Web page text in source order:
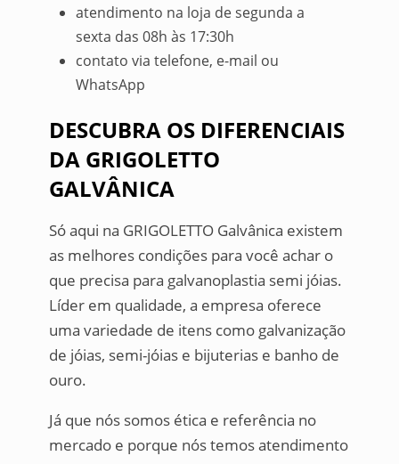
atendimento na loja de segunda a
sexta das 08h às 17:30h
contato via telefone, e-mail ou
WhatsApp
DESCUBRA OS DIFERENCIAIS
DA GRIGOLETTO
GALVÂNICA
Só aqui na GRIGOLETTO Galvânica existem
as melhores condições para você achar o
que precisa para galvanoplastia semi jóias.
Líder em qualidade, a empresa oferece
uma variedade de itens como galvanização
de jóias, semi-jóias e bijuterias e banho de
ouro.
Já que nós somos ética e referência no
mercado e porque nós temos atendimento